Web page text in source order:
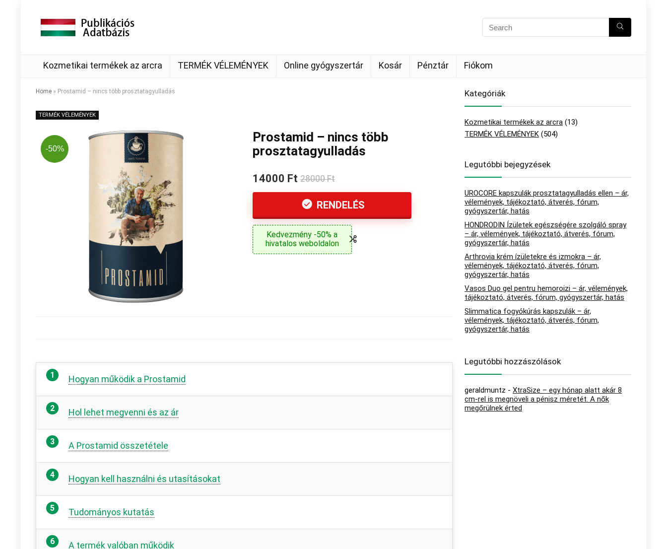
Kozmetikai termékek az arcra TERMÉK VÉLEMÉNYEK Online gyógyszertár Kosár Pénztár Fiókom
Home » Prostamid – nincs több prosztatagyulladás
TERMÉK VÉLEMÉNYEK
-50%
Prostamid – nincs több
prosztatagyulladás
14000 Ft 28000 Ft
RENDELÉS
Kedvezmény -50% a
hivatalos weboldalon
Hogyan működik a Prostamid
Hol lehet megvenni és az ár
A Prostamid összetétele
Hogyan kell használni és utasításokat
Tudományos kutatás
A termék valóban működik
Kategóriák
Kozmetikai termékek az arcra (13)
TERMÉK VÉLEMÉNYEK (504)
Legutóbbi bejegyzések
UROCORE kapszulák prosztatagyulladás ellen – ár,
vélemények, tájékoztató, átverés, fórum,
gyógyszertár, hatás
HONDRODIN Ízületek egészségére szolgáló spray
– ár, vélemények, tájékoztató, átverés, fórum,
gyógyszertár, hatás
Arthrovia krém ízületekre és izmokra – ár,
vélemények, tájékoztató, átverés, fórum,
gyógyszertár, hatás
Vasos Duo gel pentru hemoroizi – ár, vélemények,
tájékoztató, átverés, fórum, gyógyszertár, hatás
Slimmatica fogyókúrás kapszulák – ár,
vélemények, tájékoztató, átverés, fórum,
gyógyszertár, hatás
Legutóbbi hozzászólások
geraldmuntz - XtraSize – egy hónap alatt akár 8
cm-rel is megnöveli a pénisz méretét. A nők
megőrülnek érted